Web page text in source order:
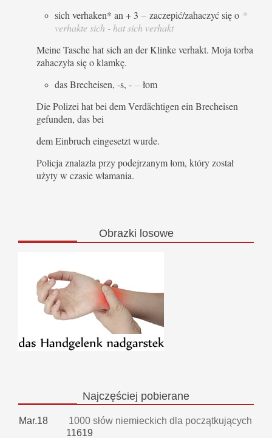
sich verhaken* an + 3 – zaczepić/zahaczyć się o *
verhakte sich - hat sich verhakt
Meine Tasche hat sich an der Klinke verhakt. Moja torba
zahaczyła się o klamkę.
das Brecheisen, -s, - – łom
Die Polizei hat bei dem Verdächtigen ein Brecheisen
gefunden, das bei
dem Einbruch eingesetzt wurde.
Policja znalazła przy podejrzanym łom, który został
użyty w czasie włamania.
Obrazki losowe
Najczęściej pobierane
Mar.18
1000 słów niemieckich dla początkujących
11619